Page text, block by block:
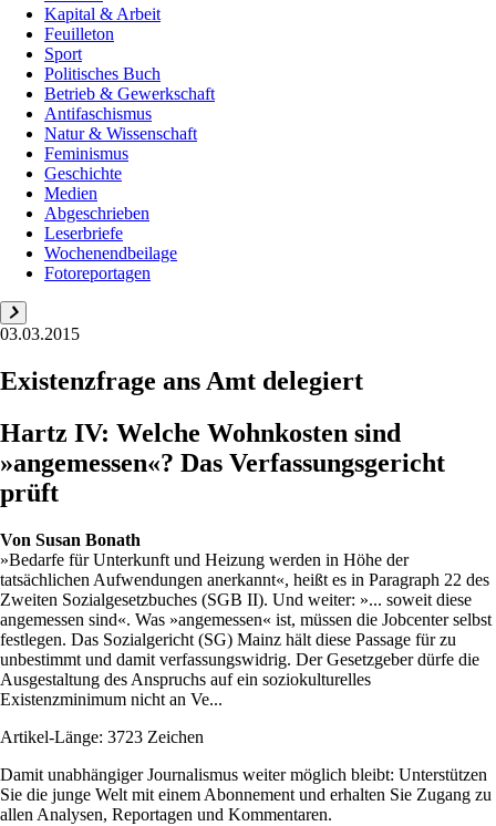
Kapital & Arbeit
Feuilleton
Sport
Politisches Buch
Betrieb & Gewerkschaft
Antifaschismus
Natur & Wissenschaft
Feminismus
Geschichte
Medien
Abgeschrieben
Leserbriefe
Wochenendbeilage
Fotoreportagen
03.03.2015
Existenzfrage ans Amt delegiert
Hartz IV: Welche Wohnkosten sind
»angemessen«? Das Verfassungsgericht
prüft
Von Susan Bonath
»Bedarfe für Unterkunft und Heizung werden in Höhe der
tatsächlichen Aufwendungen anerkannt«, heißt es in Paragraph 22 des
Zweiten Sozialgesetzbuches (SGB II). Und weiter: »... soweit diese
angemessen sind«. Was »angemessen« ist, müssen die Jobcenter selbst
festlegen. Das Sozialgericht (SG) Mainz hält diese Passage für zu
unbestimmt und damit verfassungswidrig. Der Gesetzgeber dürfe die
Ausgestaltung des Anspruchs auf ein soziokulturelles
Existenzminimum nicht an Ve...
Artikel-Länge: 3723 Zeichen
Damit unabhängiger Journalismus weiter möglich bleibt: Unterstützen
Sie die junge Welt mit einem Abonnement und erhalten Sie Zugang zu
allen Analysen, Reportagen und Kommentaren.